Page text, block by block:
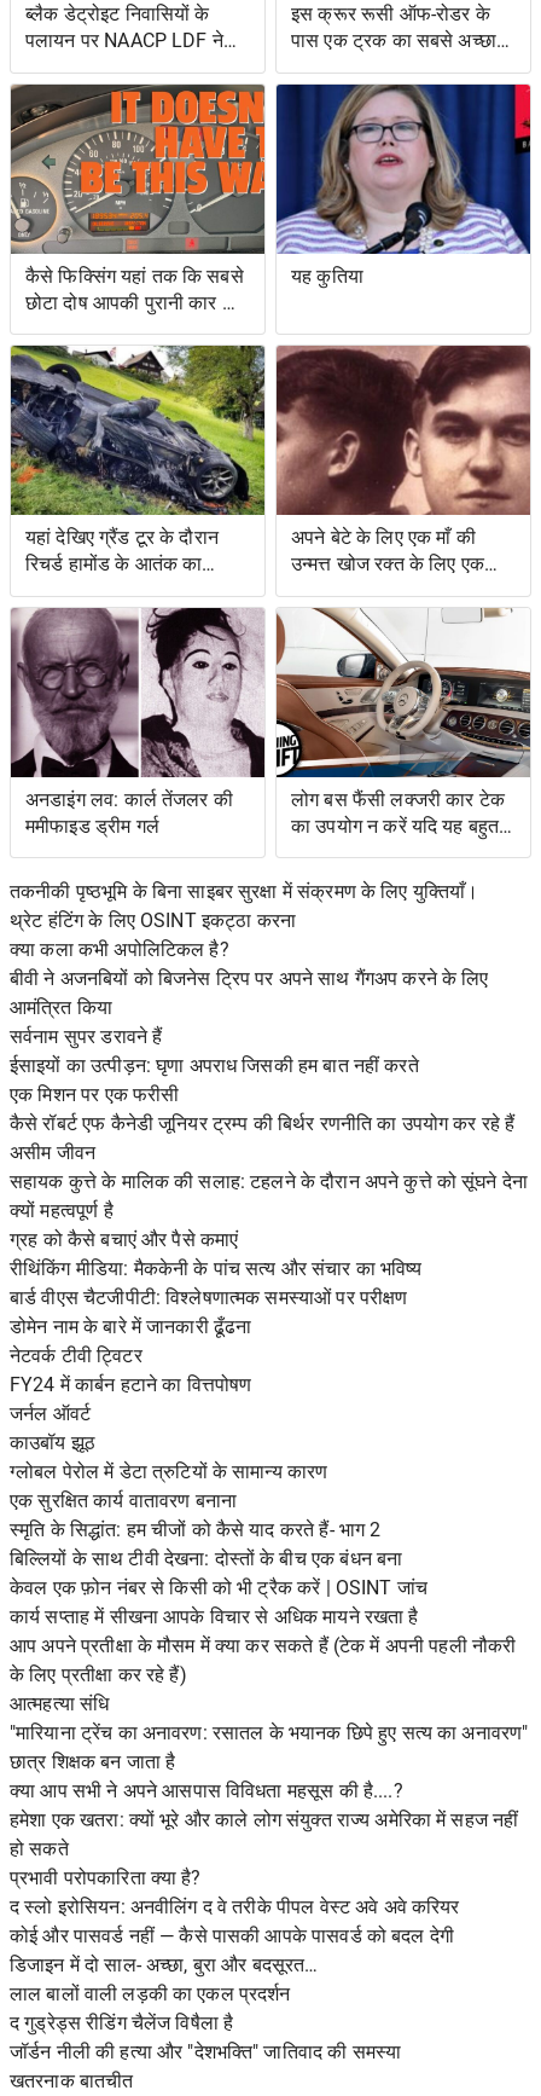
ब्लैक डेट्रोइट निवासियों के
पलायन पर NAACP LDF ने
मुकदमा किया, मिशिगन के वोट
सर्टिफिकेशन को रोकने के
प्रयासों के लिए वोटिंग अधिकार
अधिनियम का उल्लंघन
इस क्रूर रूसी ऑफ-रोडर के
पास एक ट्रक का सबसे अच्छा
और एक उभयचर टैंक का सबसे
अच्छा है
कैसे फिक्सिंग यहां तक ​​कि सबसे
छोटा दोष आपकी पुरानी कार को
नया जैसा महसूस करा सकता है
यह कुतिया
यहां देखिए ग्रैंड टूर के दौरान
रिचर्ड हामोंड के आतंक का
वीडियो
अपने बेटे के लिए एक माँ की
उन्मत्त खोज रक्त के लिए एक
स्वाद के साथ एक बचत किसान
के लिए नेतृत्व की
अनडाइंग लव: कार्ल तेंजलर की
ममीफाइड ड्रीम गर्ल
लोग बस फैंसी लक्जरी कार टेक
का उपयोग न करें यदि यह बहुत
जटिल है
तकनीकी पृष्ठभूमि के बिना साइबर सुरक्षा में संक्रमण के लिए युक्तियाँ।
थ्रेट हंटिंग के लिए OSINT इकट्ठा करना
क्या कला कभी अपोलिटिकल है?
बीवी ने अजनबियों को बिजनेस ट्रिप पर अपने साथ गैंगअप करने के लिए
आमंत्रित किया
सर्वनाम सुपर डरावने हैं
ईसाइयों का उत्पीड़न: घृणा अपराध जिसकी हम बात नहीं करते
एक मिशन पर एक फरीसी
कैसे रॉबर्ट एफ कैनेडी जूनियर ट्रम्प की बिर्थर रणनीति का उपयोग कर रहे हैं
असीम जीवन
सहायक कुत्ते के मालिक की सलाह: टहलने के दौरान अपने कुत्ते को सूंघने देना
क्यों महत्वपूर्ण है
ग्रह को कैसे बचाएं और पैसे कमाएं
रीथिंकिंग मीडिया: मैककेनी के पांच सत्य और संचार का भविष्य
बार्ड वीएस चैटजीपीटी: विश्लेषणात्मक समस्याओं पर परीक्षण
डोमेन नाम के बारे में जानकारी ढूँढना
नेटवर्क टीवी ट्विटर
FY24 में कार्बन हटाने का वित्तपोषण
जर्नल ऑवर्ट
काउबॉय झूठ
ग्लोबल पेरोल में डेटा त्रुटियों के सामान्य कारण
एक सुरक्षित कार्य वातावरण बनाना
स्मृति के सिद्धांत: हम चीजों को कैसे याद करते हैं- भाग 2
बिल्लियों के साथ टीवी देखना: दोस्तों के बीच एक बंधन बना
केवल एक फ़ोन नंबर से किसी को भी ट्रैक करें | OSINT जांच
कार्य सप्ताह में सीखना आपके विचार से अधिक मायने रखता है
आप अपने प्रतीक्षा के मौसम में क्या कर सकते हैं (टेक में अपनी पहली नौकरी
के लिए प्रतीक्षा कर रहे हैं)
आत्महत्या संधि
"मारियाना ट्रेंच का अनावरण: रसातल के भयानक छिपे हुए सत्य का अनावरण"
छात्र शिक्षक बन जाता है
क्या आप सभी ने अपने आसपास विविधता महसूस की है....?
हमेशा एक खतरा: क्यों भूरे और काले लोग संयुक्त राज्य अमेरिका में सहज नहीं
हो सकते
प्रभावी परोपकारिता क्या है?
द स्लो इरोसियन: अनवीलिंग द वे तरीके पीपल वेस्ट अवे अवे करियर
कोई और पासवर्ड नहीं — कैसे पासकी आपके पासवर्ड को बदल देगी
डिजाइन में दो साल- अच्छा, बुरा और बदसूरत…
लाल बालों वाली लड़की का एकल प्रदर्शन
द गुड्रेड्स रीडिंग चैलेंज विषैला है
जॉर्डन नीली की हत्या और "देशभक्ति" जातिवाद की समस्या
खतरनाक बातचीत